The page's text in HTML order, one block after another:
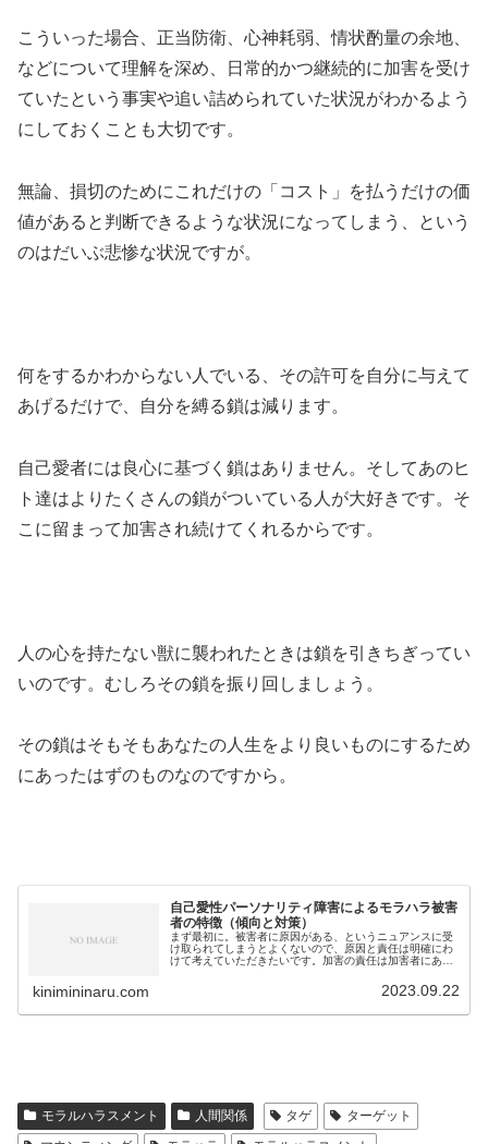
こういった場合、正当防衛、心神耗弱、情状酌量の余地、
などについて理解を深め、日常的かつ継続的に加害を受け
ていたという事実や追い詰められていた状況がわかるよう
にしておくことも大切です。
無論、損切のためにこれだけの「コスト」を払うだけの価
値があると判断できるような状況になってしまう、という
のはだいぶ悲惨な状況ですが。
何をするかわからない人でいる、その許可を自分に与えて
あげるだけで、自分を縛る鎖は減ります。
自己愛者には良心に基づく鎖はありません。そしてあのヒ
ト達はよりたくさんの鎖がついている人が大好きです。そ
こに留まって加害され続けてくれるからです。
人の心を持たない獣に襲われたときは鎖を引きちぎってい
いのです。むしろその鎖を振り回しましょう。
その鎖はそもそもあなたの人生をより良いものにするため
にあったはずのものなのですから。
自己愛性パーソナリティ障害によるモラハラ被害
者の特徴（傾向と対策）
まず最初に。被害者に原因がある、というニュアンスに受
け取られてしまうとよくないので、原因と責任は明確にわ
けて考えていただきたいです。加害の責任は加害者にあり
kinimininaru.com 2023.09.22
モラルハラスメント 人間関係 タゲ
ターゲット